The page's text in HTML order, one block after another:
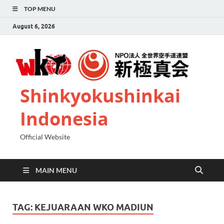
TOP MENU
August 6, 2026
Shinkyokushinkai
Indonesia
Official Website
MAIN MENU
TAG: KEJUARAAN WKO MADIUN